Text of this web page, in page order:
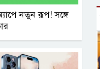
নতুন রূপ! সঙ্গে